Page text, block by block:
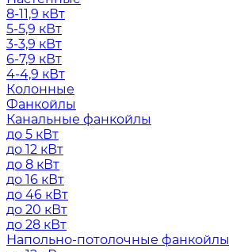
8-11,9 кВт
5-5,9 кВт
3-3,9 кВт
6-7,9 кВт
4-4,9 кВт
Колонные
Фанкойлы
Канальные фанкойлы
до 5 кВт
до 12 кВт
до 8 кВт
до 16 кВт
до 46 кВт
до 20 кВт
до 28 кВт
Напольно-потолочные фанкойлы